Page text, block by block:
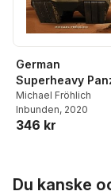
German
Superheavy
Projects of World
War II
Michael Fröhlich
Inbunden, 2020
346 kr
Du kanske